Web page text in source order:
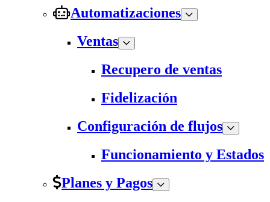
Automatizaciones
Ventas
Recupero de ventas
Fidelización
Configuración de flujos
Funcionamiento y Estados
Planes y Pagos